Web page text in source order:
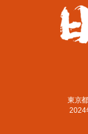
東京
2024